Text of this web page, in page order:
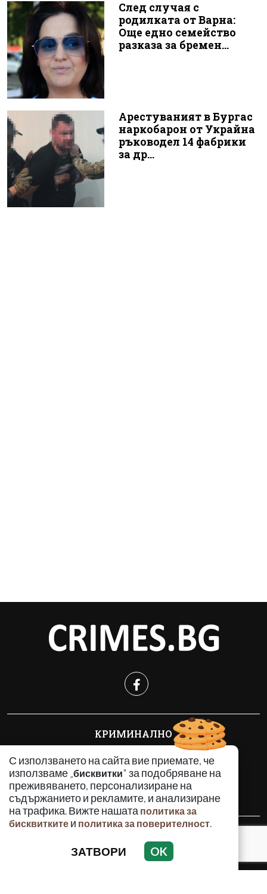
След случая с
родилката от Варна:
Още едно семейство
разказа за бремен...
Арестуваният в Бургас
наркобарон от Украйна
ръководел 14 фабрики
за др...
С използването на сайта вие приемате, че
използваме „бисквитки" за подобряване на
преживяването, персонализиране на
съдържанието и рекламите, и анализиране
на трафика. Вижте нашата политика за
бисквитките и политика за поверителност.
ЗАТВОРИ OK
КРИМИНАЛНО
ИНЦИДЕНТИ
АНАЛИЗИ
ПО СВЕТА
ВОДЕЩИ ТЕМИ
Използването и публикуването на част или цялото
съдържание на Crimes.BG без разрешение на Медийна
група Асмара ЕООД е забранено.